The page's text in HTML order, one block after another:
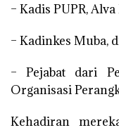
– Kadis PUPR,
– Kadinkes Muba,
– Pejabat dari
Organisasi
Kehadiran